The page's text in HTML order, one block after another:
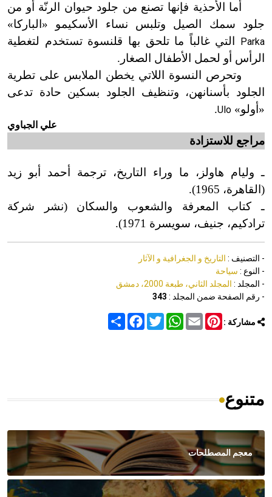
أما الأحذية فإنها تصنع من جلود حيوان الرنّة أو من
جلود سمك الصيل وتلبس نساء الأسكيمو «الباركا»
Parka
التي غالباً ما تلحق بها قلنسوة تستخدم لتغطية
الرأس أو لحمل الأطفال الصغار.
وتحرص النسوة اللاتي يخطن الملابس على تطرية
الجلود بأسنانهن، وتنظيف الجلود بسكين حادة تدعى
«أولو» Ulo
.
علي الجباوي
مراجع للاستزادة
ـ وليام هاولز، ما وراء التاريخ، ترجمة أحمد أبو زيد
(القاهرة، 1965).
ـ كتاب المعرفة والشعوب والسكان (نشر شركة
ترادكيم، جنيف، سويسرة 1971).
- التصنيف : التاريخ و الجغرافية و الآثار
- النوع : سياحة
- المجلد : المجلد الثاني، طبعة 2000، دمشق
- رقم الصفحة ضمن المجلد : 343
مشاركة : Share
FacebookTwitter
WhatsAppEmail
Pinterest
متنوع
معجم المصطلحات